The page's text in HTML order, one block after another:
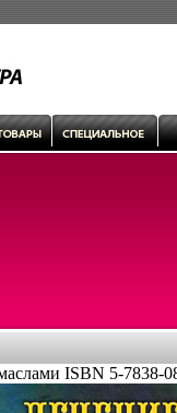
ISBN 5-7838-